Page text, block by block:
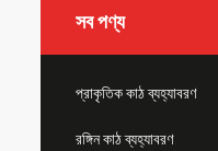
সব পণ্য
প্রাকৃতিক কাঠ ব্যহ্যাবরণ
রঙ্গিন কাঠ ব্যহ্যাবরণ